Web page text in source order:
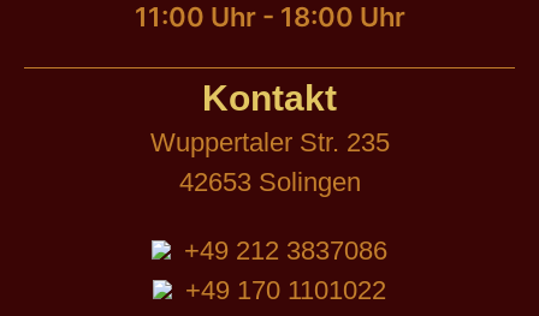
11:00 Uhr - 18:00 Uhr
Kontakt
Wuppertaler Str. 235
42653 Solingen
+49 212 3837086
+49 170 1101022